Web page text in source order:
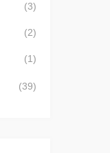
(3)
(2)
(1)
(39)